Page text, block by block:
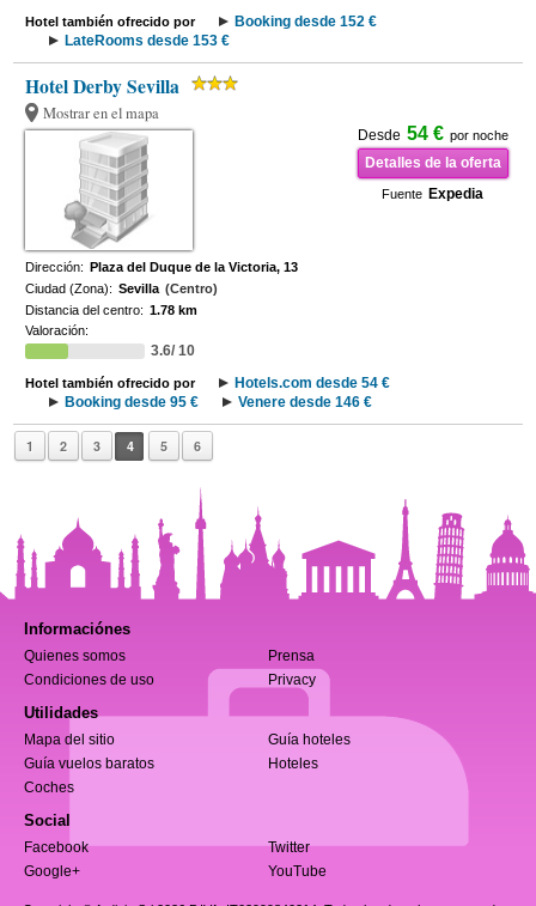
Hotel también ofrecido por
Booking desde 152 €
LateRooms desde 153 €
Hotel Derby Sevilla
Mostrar en el mapa
Desde 54 € por noche
Detalles de la oferta
Fuente Expedia
Dirección: Plaza del Duque de la Victoria, 13
Ciudad (Zona): Sevilla (Centro)
Distancia del centro: 1.78 km
Valoración:
3.6/ 10
Hotel también ofrecido por
Hotels.com desde 54 €
Booking desde 95 €
Venere desde 146 €
1 2 3 4 5 6
Informaciónes
Quienes somos
Prensa
Condiciones de uso
Privacy
Utilidades
Mapa del sitio
Guía hoteles
Guía vuelos baratos
Hoteles
Coches
Social
Facebook
Twitter
Google+
YouTube